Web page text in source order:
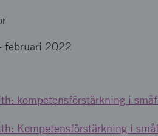
februari 2022
kompetensförstärkning i
Kompetensförstärkning i